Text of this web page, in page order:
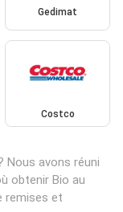
Gedimat
Costco
Nous avons réuni
obtenir Bio au
remises et